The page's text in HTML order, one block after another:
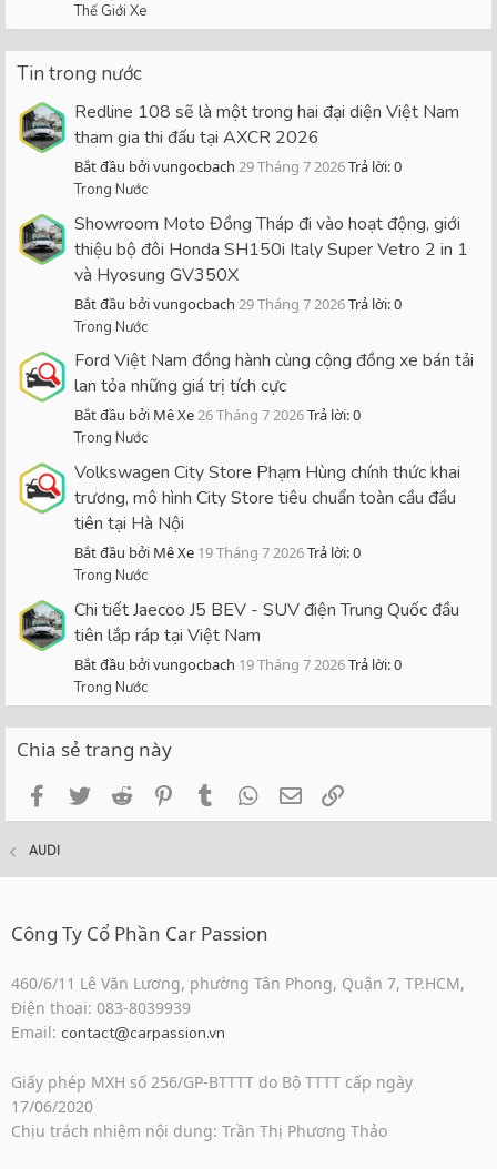
Thế Giới Xe
Tin trong nước
Redline 108 sẽ là một trong hai đại diện Việt Nam
tham gia thi đấu tại AXCR 2026
Bắt đầu bởi vungocbach 29 Tháng 7 2026Trả lời: 0
Trong Nước
Showroom Moto Đồng Tháp đi vào hoạt động, giới
thiệu bộ đôi Honda SH150i Italy Super Vetro 2 in 1
và Hyosung GV350X
Bắt đầu bởi vungocbach 29 Tháng 7 2026Trả lời: 0
Trong Nước
Ford Việt Nam đồng hành cùng cộng đồng xe bán tải
lan tỏa những giá trị tích cực
Bắt đầu bởi Mê Xe26 Tháng 7 2026Trả lời: 0
Trong Nước
Volkswagen City Store Phạm Hùng chính thức khai
trương, mô hình City Store tiêu chuẩn toàn cầu đầu
tiên tại Hà Nội
Bắt đầu bởi Mê Xe 19 Tháng 7 2026Trả lời: 0
Trong Nước
Chi tiết Jaecoo J5 BEV - SUV điện Trung Quốc đầu
tiên lắp ráp tại Việt Nam
Bắt đầu bởi vungocbach 19 Tháng 7 2026Trả lời: 0
Trong Nước
Chia sẻ trang này
FacebookTwitterReddit PinterestTumblrWhatsApp
Email
AUDI
Công Ty Cổ Phần Car Passion
460/6/11 Lê Văn Lương, phường Tân Phong, Quận 7, TP.HCM,
Điện thoại: 083-8039939
Email: contact@carpassion.vn
Giấy phép MXH số 256/GP-BTTTT do Bộ TTTT cấp ngày
17/06/2020
Chịu trách nhiệm nội dung: Trần Thị Phương Thảo